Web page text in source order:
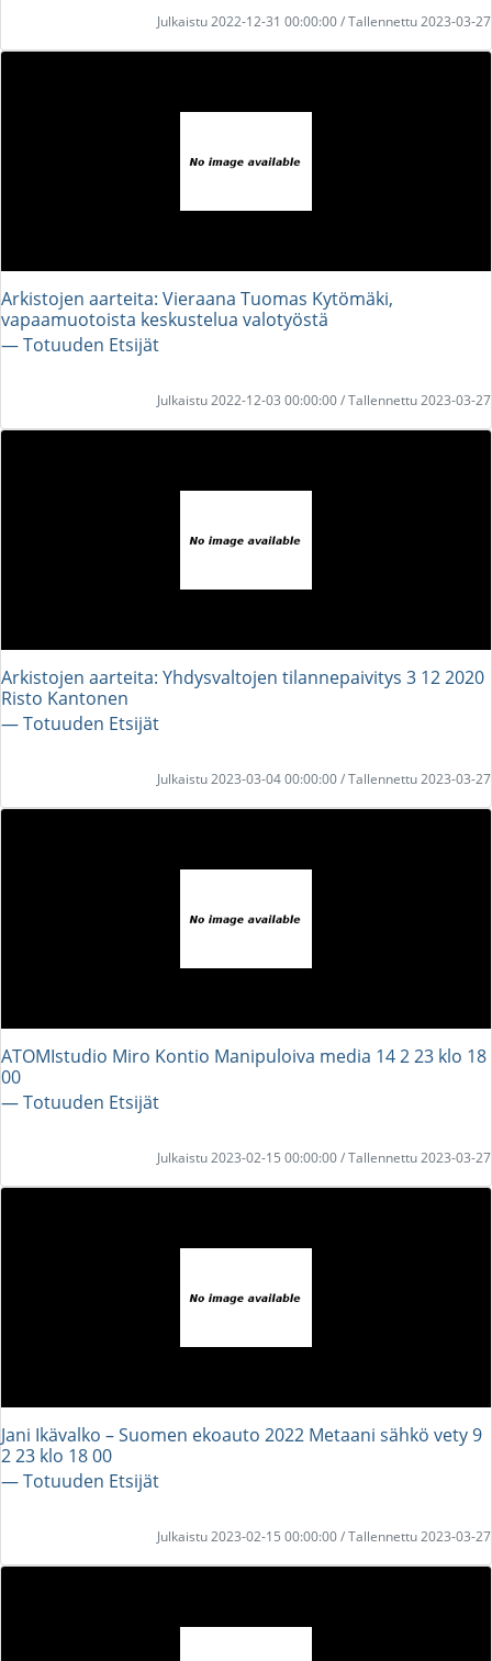
Julkaistu 2022-12-31 00:00:00 / Tallennettu 2023-03-27
Arkistojen aarteita: Vieraana Tuomas Kytömäki,
vapaamuotoista keskustelua valotyöstä
― Totuuden Etsijät
Julkaistu 2022-12-03 00:00:00 / Tallennettu 2023-03-27
Arkistojen aarteita: Yhdysvaltojen tilannepaivitys 3 12 2020
Risto Kantonen
― Totuuden Etsijät
Julkaistu 2023-03-04 00:00:00 / Tallennettu 2023-03-27
ATOMIstudio Miro Kontio Manipuloiva media 14 2 23 klo 18
00
― Totuuden Etsijät
Julkaistu 2023-02-15 00:00:00 / Tallennettu 2023-03-27
Jani Ikävalko – Suomen ekoauto 2022 Metaani sähkö vety 9
2 23 klo 18 00
― Totuuden Etsijät
Julkaistu 2023-02-15 00:00:00 / Tallennettu 2023-03-27